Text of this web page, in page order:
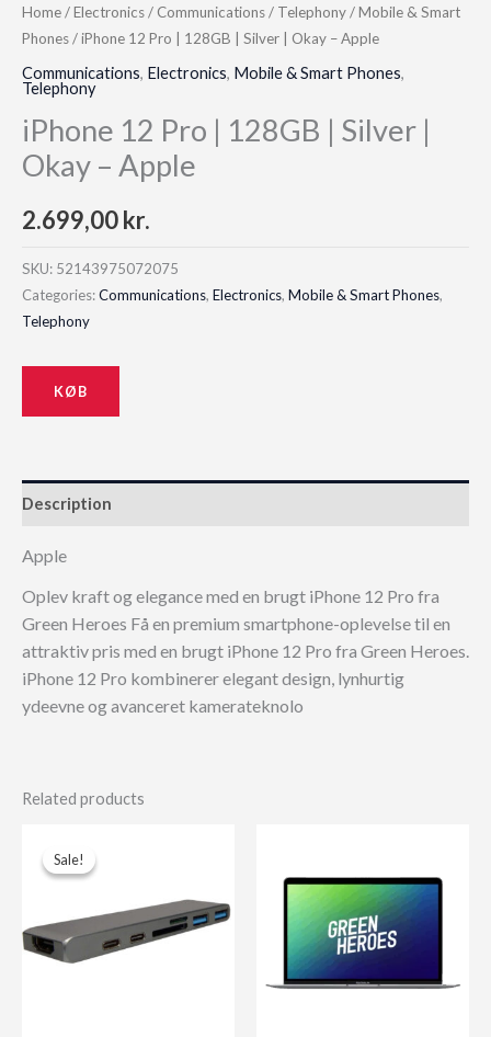
Home/Electronics/ Communications/ Telephony/Mobile & Smart
Phones/ iPhone 12 Pro | 128GB | Silver | Okay – Apple
Communications, Electronics, Mobile & Smart Phones,
Telephony
iPhone 12 Pro | 128GB | Silver |
Okay – Apple
2.699,00kr.
SKU: 52143975072075
Categories:Communications, Electronics, Mobile & Smart Phones,
Telephony
KØB
Description
Apple
Oplev kraft og elegance med en brugt iPhone 12 Pro fra
Green Heroes Få en premium smartphone-oplevelse til en
attraktiv pris med en brugt iPhone 12 Pro fra Green Heroes.
iPhone 12 Pro kombinerer elegant design, lynhurtig
ydeevne og avanceret kamerateknolo
Related products
Sale!
Sale!